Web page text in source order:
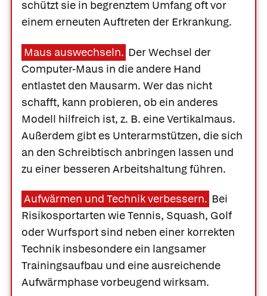
schützt sie in begrenztem Umfang oft vor
einem erneuten Auftreten der Erkrankung.
Maus auswechseln. Der Wechsel der
Computer-Maus in die andere Hand
entlastet den Mausarm. Wer das nicht
schafft, kann probieren, ob ein anderes
Modell hilfreich ist, z. B. eine Vertikalmaus.
Außerdem gibt es Unterarmstützen, die sich
an den Schreibtisch anbringen lassen und
zu einer besseren Arbeitshaltung führen.
Aufwärmen und Technik verbessern. Bei
Risikosportarten wie Tennis, Squash, Golf
oder Wurfsport sind neben einer korrekten
Technik insbesondere ein langsamer
Trainingsaufbau und eine ausreichende
Aufwärmphase vorbeugend wirksam.